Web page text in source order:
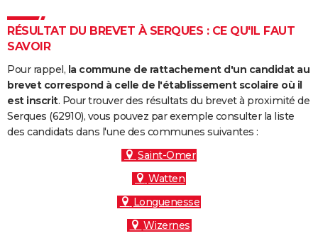
DICTIONNAIRE
Dictionnaire
Biographies
Citations
Expressions
Proverbes
PROGRAMME TV
COPAINS D'AVANT
S'inscrire
Se connecter
Lycées
Collèges
Primaires
Universités
Entreprises
Service militaire
Avis de recherche
AVIS DE DÉCÈS
FORUM
RÉSULTAT DU BREVET À SERQUES : CE QU'IL FAUT
SAVOIR
Pour rappel, la commune de rattachement d'un candidat au
brevet correspond à celle de l'établissement scolaire où il
est inscrit. Pour trouver des résultats du brevet à proximité de
Serques (62910), vous pouvez par exemple consulter la liste
des candidats dans l'une des communes suivantes :
Saint-Omer
Watten
Longuenesse
Wizernes